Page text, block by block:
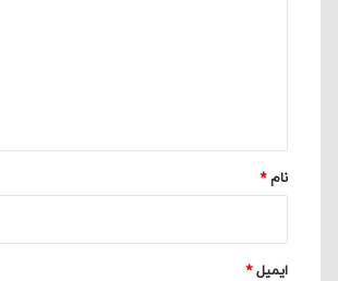
نام*
ایمیل*